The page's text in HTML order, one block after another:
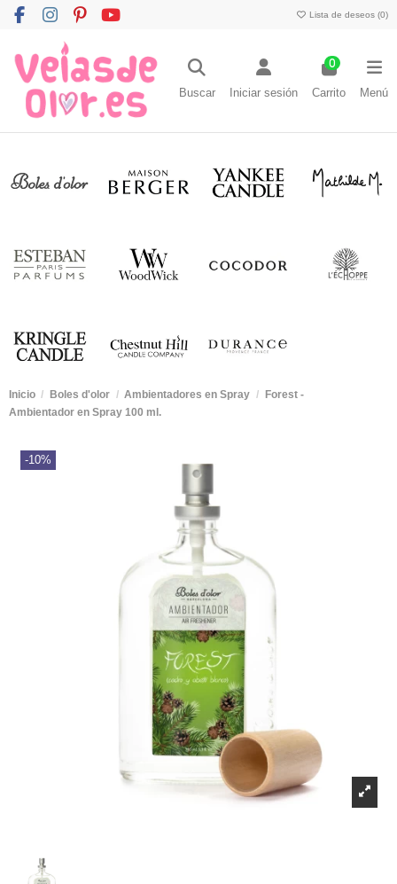
Lista de deseos (0)
Buscar Iniciar sesión
0
Carrito Menú
Inicio Boles d'olor Ambientadores en Spray
Forest -
Ambientador en Spray 100 ml.
-10%